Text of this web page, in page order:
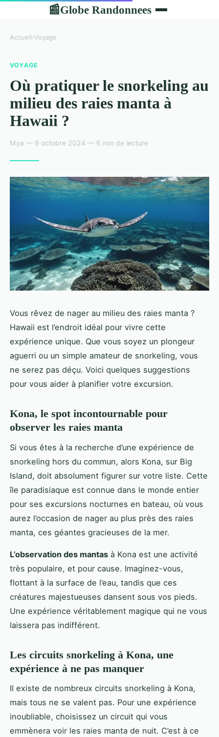
📰Globe Randonnees
Accueil›Voyage
VOYAGE
Où pratiquer le snorkeling au
milieu des raies manta à
Hawaii ?
Mya — 9 octobre 2024 — 6 min de lecture
Vous rêvez de nager au milieu des raies manta ?
Hawaii est l’endroit idéal pour vivre cette
expérience unique. Que vous soyez un plongeur
aguerri ou un simple amateur de snorkeling, vous
ne serez pas déçu. Voici quelques suggestions
pour vous aider à planifier votre excursion.
Kona, le spot incontournable pour
observer les raies manta
Si vous êtes à la recherche d’une expérience de
snorkeling hors du commun, alors Kona, sur Big
Island, doit absolument figurer sur votre liste. Cette
île paradisiaque est connue dans le monde entier
pour ses excursions nocturnes en bateau, où vous
aurez l’occasion de nager au plus près des raies
manta, ces géantes gracieuses de la mer.
L’observation des mantas à Kona est une activité
très populaire, et pour cause. Imaginez-vous,
flottant à la surface de l’eau, tandis que ces
créatures majestueuses dansent sous vos pieds.
Une expérience véritablement magique qui ne vous
laissera pas indifférent.
Les circuits snorkeling à Kona, une
expérience à ne pas manquer
Il existe de nombreux circuits snorkeling à Kona,
mais tous ne se valent pas. Pour une expérience
inoubliable, choisissez un circuit qui vous
emmènera voir les raies manta de nuit. C’est à ce